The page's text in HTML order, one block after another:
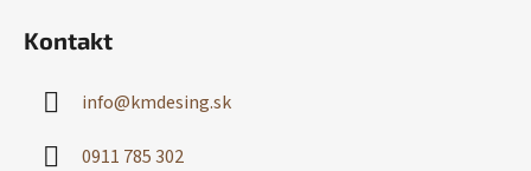
Kontakt
info@kmdesing.sk
0911 785 302